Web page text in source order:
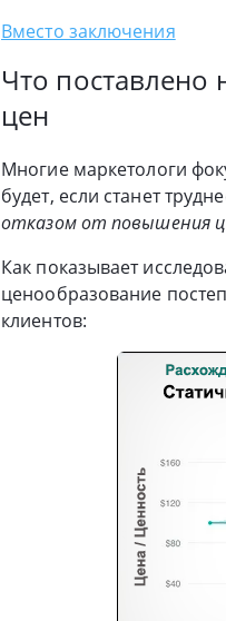
Вместо заключения
Что поставлено
цен
Многие маркетологи
будет, если станет
отказом от повышения
Как показывает
ценообразование
клиентов: